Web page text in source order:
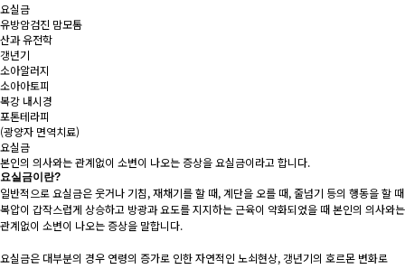
요실금
유방암검진 맘모톰
산과 유전학
갱년기
소아알러지
소아아토피
복강 내시경
포톤테라피
(광양자 면역치료)
요실금
본인의 의사와는 관계없이 소변이 나오는 증상을 요실금이라고 합니다.
요실금이란?
일반적으로 요실금은 웃거나 기침, 재채기를 할 때, 계단을 오를 때, 줄넘기 등의 행동을 할 때
복압이 갑작스럽게 상승하고 방광과 요도를 지지하는 근육이 약화되었을 때 본인의 의사와는
관계없이 소변이 나오는 증상을 말합니다.
요실금은 대부분의 경우 연령의 증가로 인한 자연적인 노쇠현상, 갱년기의 호르몬 변화로